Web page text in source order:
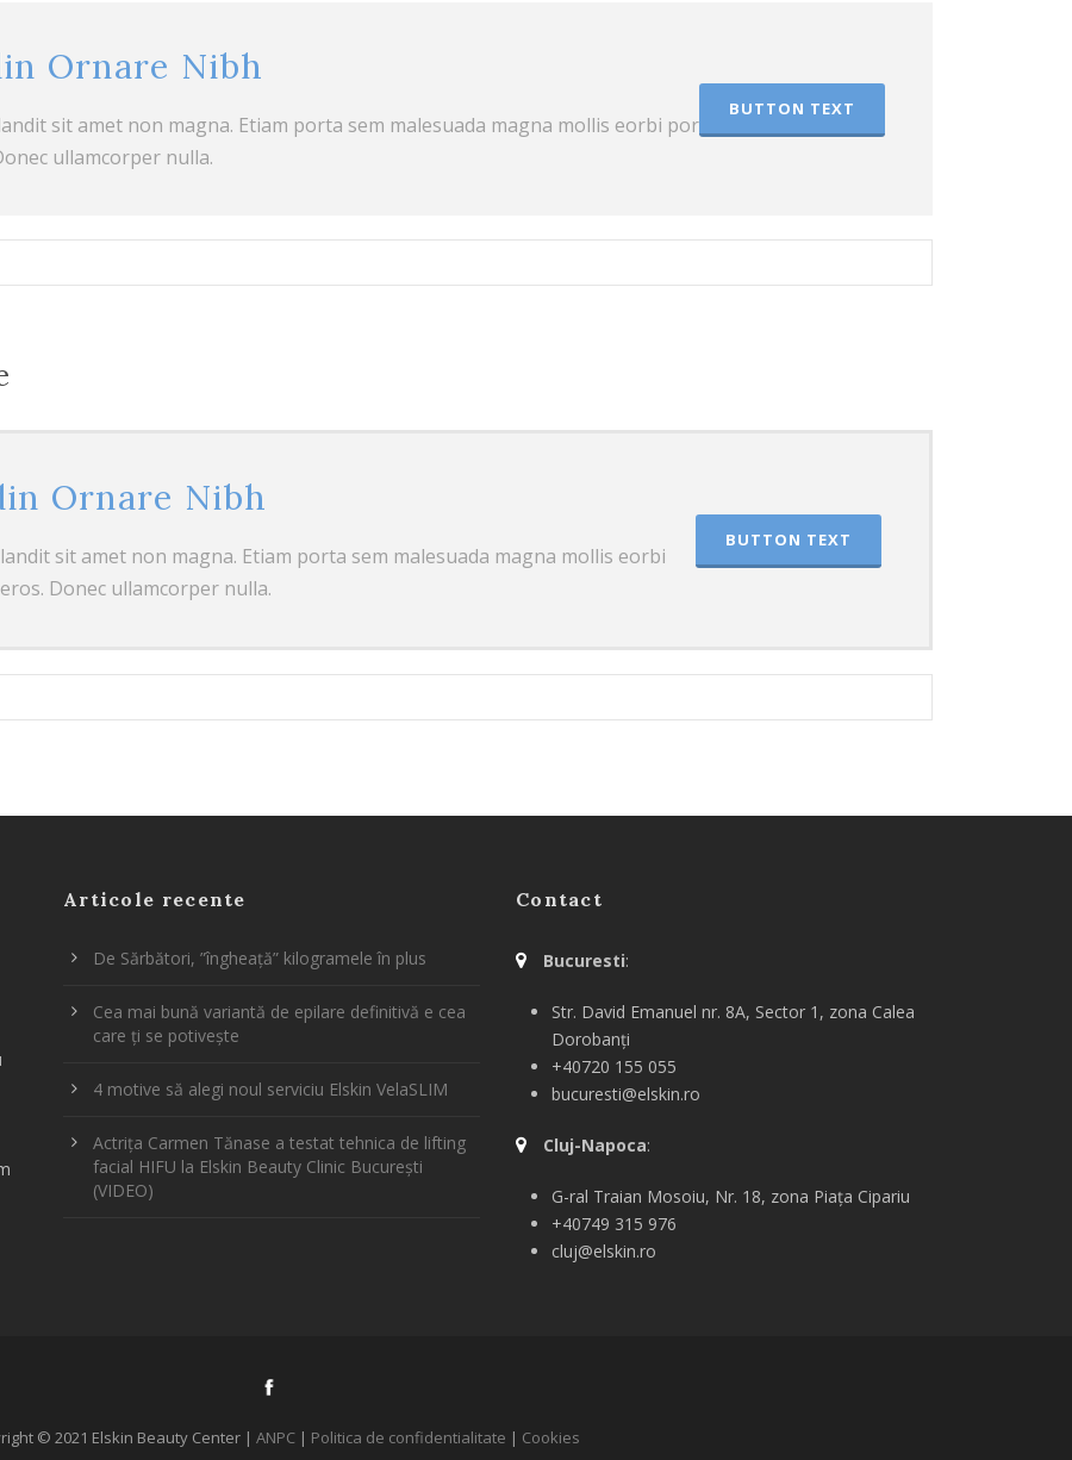
Ornare Nibh
sit amet non magna. Etiam porta sem malesuada magna mollis eorbi porta
ullamcorper nulla.
BUTTON TEXT
Ornare Nibh
sit amet non magna. Etiam porta sem malesuada magna mollis eorbi
Donec ullamcorper nulla.
BUTTON TEXT
Articole recente
De Sărbători, ”îngheață” kilogramele în plus
Cea mai bună variantă de epilare definitivă e cea
care ți se potivește
4 motive să alegi noul serviciu Elskin VelaSLIM
Actrița Carmen Tănase a testat tehnica de lifting
facial HIFU la Elskin Beauty Clinic București
(VIDEO)
Contact
Bucuresti:
Str. David Emanuel nr. 8A, Sector 1, zona Calea
Dorobanți
+40720 155 055
bucuresti@elskin.ro
Cluj-Napoca:
G-ral Traian Mosoiu, Nr. 18, zona Piața Cipariu
+40749 315 976
cluj@elskin.ro
© 2021 Elskin Beauty Center | ANPC| Politica de confidentialitate | Cookies